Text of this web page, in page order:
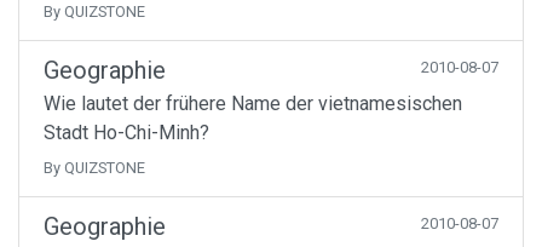
By QUIZSTONE
Geographie 2010-08-07
Wie lautet der frühere Name der vietnamesischen
Stadt Ho-Chi-Minh?
By QUIZSTONE
Geographie 2010-08-07